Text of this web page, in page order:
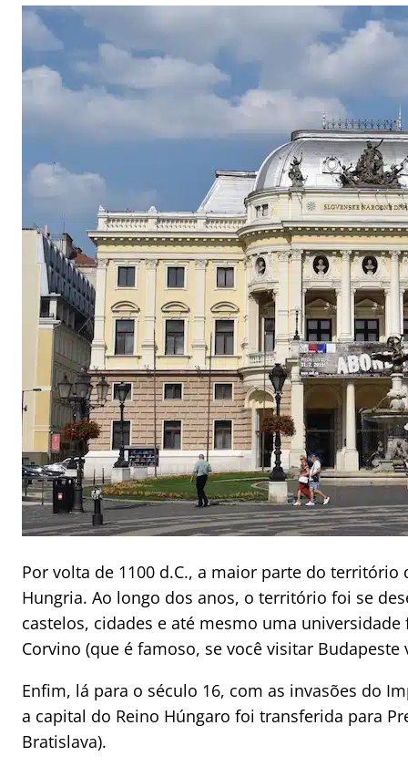
Por volta de 1100 d.C., a maior parte do território
Hungria. Ao longo dos anos, o território foi se
castelos, cidades e até mesmo uma
Corvino (que é famoso, se você visitar
Enfim, lá para o século 16, com as invasões do
a capital do Reino Húngaro foi transferida para
Bratislava).